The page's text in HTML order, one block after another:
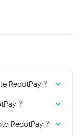
RedotPay ?
?
RedotPay ?